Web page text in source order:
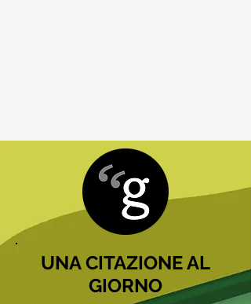
UNA CITAZIONE AL
GIORNO